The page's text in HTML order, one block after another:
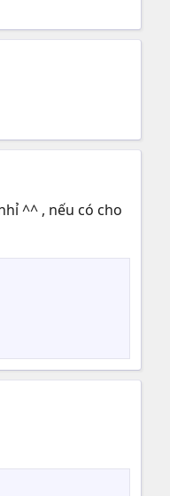
^^ , nếu có cho